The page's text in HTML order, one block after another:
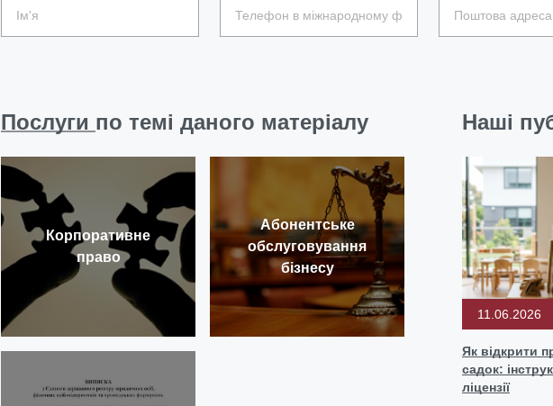
Послуги по темі даного матеріалу
Корпоративне
право
Абонентське
обслуговування
бізнесу
Наші
11.06.2026
Як відкрити
садок:
ліцензії